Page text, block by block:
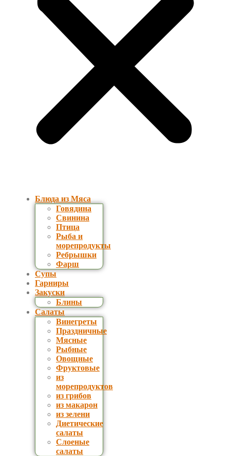
Блюда из Мяса
Говядина
Свинина
Птица
Рыба и
морепродукты
Ребрышки
Фарш
Супы
Гарниры
Закуски
Блины
Салаты
Винегреты
Праздничные
Мясные
Рыбные
Овощные
Фруктовые
из
морепродуктов
из грибов
из макарон
из зелени
Диетические
салаты
Слоеные
салаты